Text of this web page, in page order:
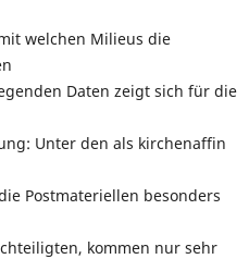
welchen Milieus die
Daten zeigt sich für die
Unter den als kirchenaffin
Postmateriellen besonders
kommen nur sehr